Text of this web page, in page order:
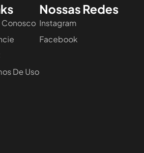
Conosco
De Uso
Nossas Redes
Instagram
Facebook